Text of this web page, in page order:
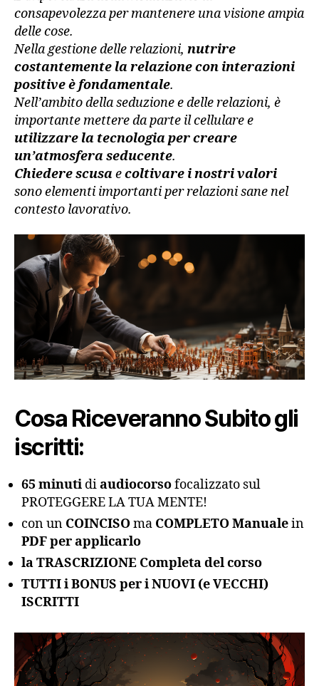
consapevolezza per mantenere una visione ampia
delle cose.
Nella gestione delle relazioni, nutrire
costantemente la relazione con interazioni
positive è fondamentale.
Nell’ambito della seduzione e delle relazioni, è
importante mettere da parte il cellulare e
utilizzare la tecnologia per creare
un’atmosfera seducente.
Chiedere scusaecoltivare i nostri valori
sono elementi importanti per relazioni sane nel
contesto lavorativo.
Cosa Riceveranno Subito gli
iscritti:
65 minuti diaudiocorsofocalizzato sul
PROTEGGERE LA TUA MENTE!
con un COINCISOma COMPLETOManualein
PDF per applicarlo
la TRASCRIZIONE Completa del corso
TUTTI i BONUS per i NUOVI (e VECCHI)
ISCRITTI